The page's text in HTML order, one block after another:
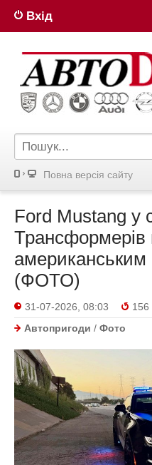
Вхід
Повна версiя сайту
Ford Mustang у
Трансформерів
американським
(ФОТО)
31-07-2026, 08:03
156
Автопригоди / Фото